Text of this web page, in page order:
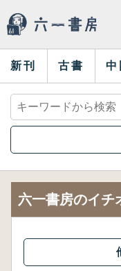
新刊 古書 中
六一書房のイチ